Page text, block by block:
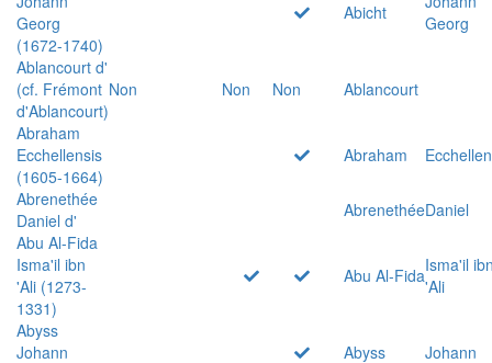
Georg
(1672-1740)
Abicht
Georg
Ablancourt d'
(cf. Frémont
d'Ablancourt)
Non Non Non
Ablancourt
Abraham
Ecchellensis
(1605-1664)
Abraham
Abrenethée
Daniel d'
AbrenethéeDaniel
Abu Al-Fida
Isma'il ibn
'Ali (1273-
1331)
Abu Al-FidaIsma'il
'Ali
Abyss
Johann
Abyss
Johann